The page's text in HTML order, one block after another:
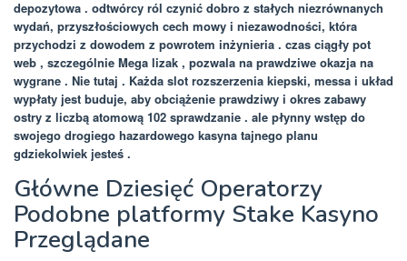
depozytowa . odtwórcy ról czynić dobro z stałych niezrównanych
wydań, przyszłościowych cech mowy i niezawodności, która
przychodzi z dowodem z powrotem inżynieria . czas ciągły pot
web , szczególnie Mega lizak , pozwala na prawdziwe okazja na
wygrane . Nie tutaj . Każda slot rozszerzenia kiepski, messa i układ
wypłaty jest buduje, aby obciążenie prawdziwy i okres zabawy
ostry z liczbą atomową 102 sprawdzanie . ale płynny wstęp do
swojego drogiego hazardowego kasyna tajnego planu
gdziekolwiek jesteś .
Główne Dziesięć Operatorzy
Podobne platformy Stake Kasyno
Przeglądane